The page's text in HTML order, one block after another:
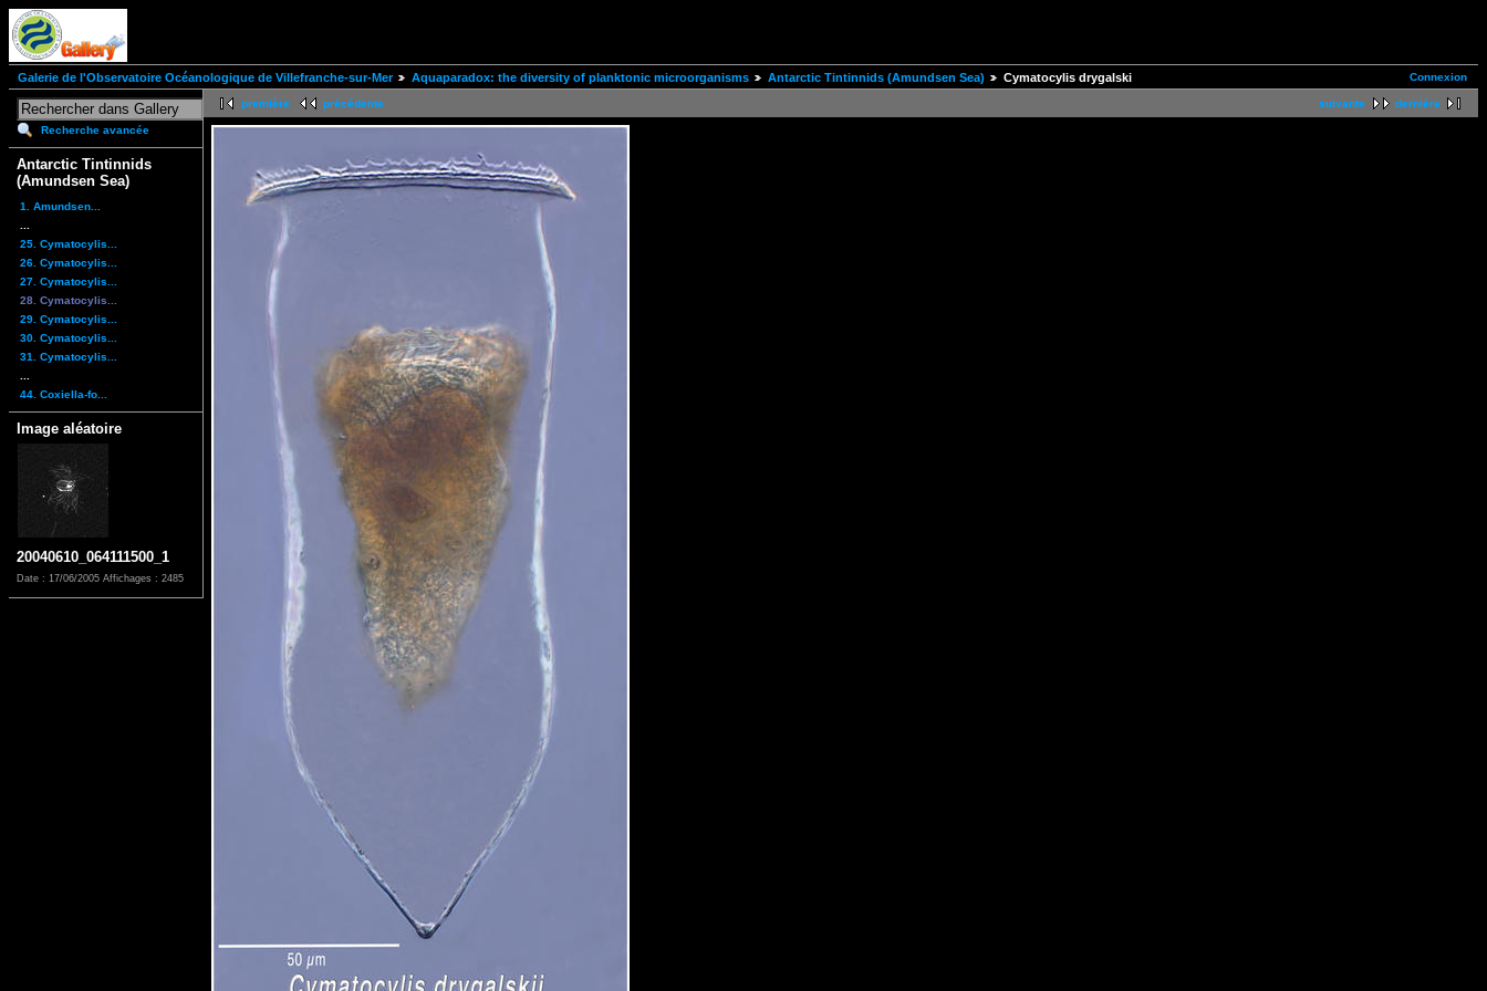
Connexion
Galerie de l'Observatoire Océanologique de Villefranche-sur-Mer Aquaparadox: the diversity of planktonic microorganisms Antarctic Tintinnids (Amundsen Sea) Cymatocylis drygalski
Recherche avancée
Antarctic Tintinnids
(Amundsen Sea)
1. Amundsen...
25. Cymatocylis...
26. Cymatocylis...
27. Cymatocylis...
28. Cymatocylis...
29. Cymatocylis...
30. Cymatocylis...
31. Cymatocylis...
44. Coxiella-fo...
Image aléatoire
20040610_064111500_1
Date : 17/06/2005 Affichages : 2485
suivante dernière
première précédente